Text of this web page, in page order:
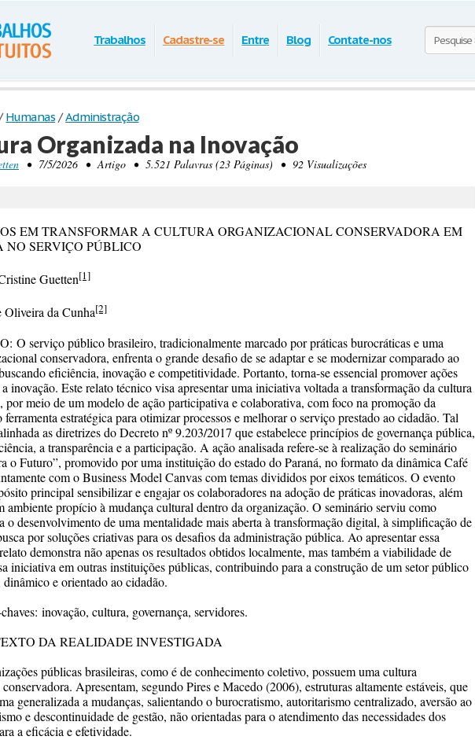
Trabalhos Cadastre-se Entre Blog Contate-nos
Humanas / Administração
Organizada na Inovação
• 7/5/2026 • Artigo • 5.521 Palavras (23 Páginas) • 92 Visualizações
EM TRANSFORMAR A CULTURA ORGANIZACIONAL CONSERVADORA EM
NO SERVIÇO PÚBLICO
Guetten[1]
Oliveira da Cunha[2]
O serviço público brasileiro, tradicionalmente marcado por práticas burocráticas e uma
conservadora, enfrenta o grande desafio de se adaptar e se modernizar comparado ao
eficiência, inovação e competitividade. Portanto, torna-se essencial promover ações
inovação. Este relato técnico visa apresentar uma iniciativa voltada a transformação da cultura
por meio de um modelo de ação participativa e colaborativa, com foco na promoção da
estratégica para otimizar processos e melhorar o serviço prestado ao cidadão. Tal
as diretrizes do Decreto nº 9.203/2017 que estabelece princípios de governança pública,
a transparência e a participação. A ação analisada refere-se à realização do seminário
o Futuro”, promovido por uma instituição do estado do Paraná, no formato da dinâmica Café
com o Business Model Canvas com temas divididos por eixos temáticos. O evento
principal sensibilizar e engajar os colaboradores na adoção de práticas inovadoras, além
ambiente propício à mudança cultural dentro da organização. O seminário serviu como
o desenvolvimento de uma mentalidade mais aberta à transformação digital, à simplificação de
por soluções criativas para os desafios da administração pública. Ao apresentar essa
demonstra não apenas os resultados obtidos localmente, mas também a viabilidade de
iniciativa em outras instituições públicas, contribuindo para a construção de um setor público
e orientado ao cidadão.
inovação, cultura, governança, servidores.
DA REALIDADE INVESTIGADA
públicas brasileiras, como é de conhecimento coletivo, possuem uma cultura
Apresentam, segundo Pires e Macedo (2006), estruturas altamente estáveis, que
generalizada a mudanças, salientando o burocratismo, autoritarismo centralizado, aversão ao
e descontinuidade de gestão, não orientadas para o atendimento das necessidades dos
a eficácia e efetividade.